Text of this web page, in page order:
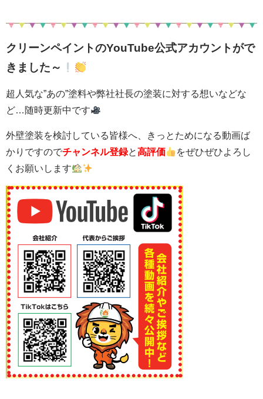
クリーンペイントのYouTube公式アカウントがで
きました～
超人気な”あの”塗料や弊社社長の塗装に対する想いなどな
ど…随時更新中です
外壁塗装を検討している皆様へ、きっとためになる動画ば
かりですのでチャンネル登録と 高評価
をぜひぜひよろし
くお願いします